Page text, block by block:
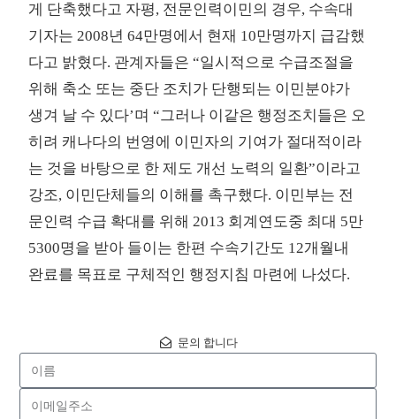
게 단축했다고 자평, 전문인력이민의 경우, 수속대
기자는 2008년 64만명에서 현재 10만명까지 급감했
다고 밝혔다. 관계자들은 “일시적으로 수급조절을
위해 축소 또는 중단 조치가 단행되는 이민분야가
생겨 날 수 있다’며 “그러나 이같은 행정조치들은 오
히려 캐나다의 번영에 이민자의 기여가 절대적이라
는 것을 바탕으로 한 제도 개선 노력의 일환”이라고
강조, 이민단체들의 이해를 촉구했다. 이민부는 전
문인력 수급 확대를 위해 2013 회계연도중 최대 5만
5300명을 받아 들이는 한편 수속기간도 12개월내
완료를 목표로 구체적인 행정지침 마련에 나섰다.
문의 합니다